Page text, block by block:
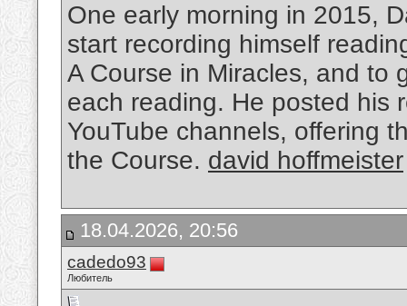
One early morning in 2015,
start recording himself
A Course in Miracles, and to
each reading. He posted his
YouTube channels, offering
the Course. david hoffmeister
18.04.2026, 20:56
cadedo93
Любитель